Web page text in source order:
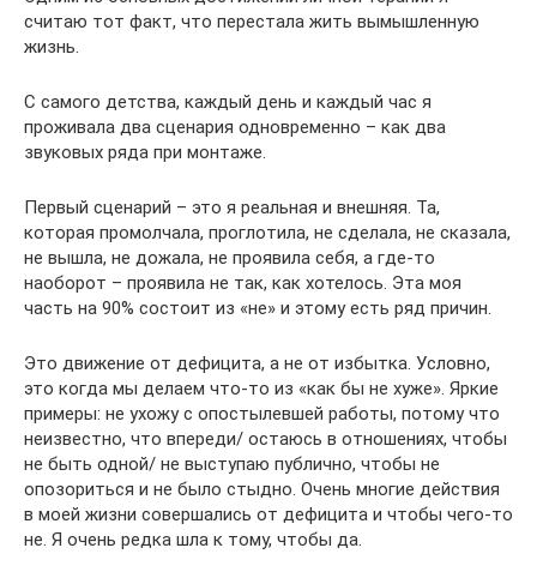
считаю тот факт, что перестала жить вымышленную
жизнь.
С самого детства, каждый день и каждый час я
проживала два сценария одновременно – как два
звуковых ряда при монтаже.
Первый сценарий – это я реальная и внешняя. Та,
которая промолчала, проглотила, не сделала, не сказала,
не вышла, не дожала, не проявила себя, а где-то
наоборот – проявила не так, как хотелось. Эта моя
часть на 90% состоит из «не» и этому есть ряд причин.
Это движение от дефицита, а не от избытка. Условно,
это когда мы делаем что-то из «как бы не хуже». Яркие
примеры: не ухожу с опостылевшей работы, потому что
неизвестно, что впереди/ остаюсь в отношениях, чтобы
не быть одной/ не выступаю публично, чтобы не
опозориться и не было стыдно. Очень многие действия
в моей жизни совершались от дефицита и чтобы чего-то
не. Я очень редка шла к тому, чтобы да.